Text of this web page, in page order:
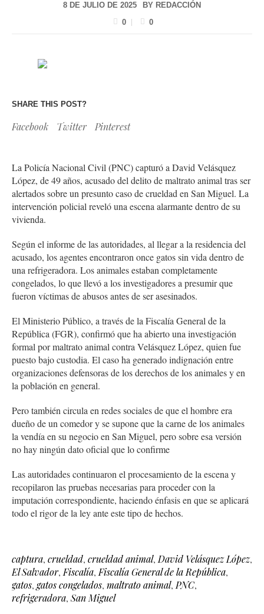
8 DE JULIO DE 2025 BY REDACCIÓN
0
0
SHARE THIS POST?
Facebook Twitter Pinterest
La Policía Nacional Civil (PNC) capturó a David Velásquez
López, de 49 años, acusado del delito de maltrato animal tras ser
alertados sobre un presunto caso de crueldad en San Miguel. La
intervención policial reveló una escena alarmante dentro de su
vivienda.
Según el informe de las autoridades, al llegar a la residencia del
acusado, los agentes encontraron once gatos sin vida dentro de
una refrigeradora. Los animales estaban completamente
congelados, lo que llevó a los investigadores a presumir que
fueron víctimas de abusos antes de ser asesinados.
El Ministerio Público, a través de la Fiscalía General de la
República (FGR), confirmó que ha abierto una investigación
formal por maltrato animal contra Velásquez López, quien fue
puesto bajo custodia. El caso ha generado indignación entre
organizaciones defensoras de los derechos de los animales y en
la población en general.
Pero también circula en redes sociales de que el hombre era
dueño de un comedor y se supone que la carne de los animales
la vendía en su negocio en San Miguel, pero sobre esa versión
no hay ningún dato oficial que lo confirme
Las autoridades continuaron el procesamiento de la escena y
recopilaron las pruebas necesarias para proceder con la
imputación correspondiente, haciendo énfasis en que se aplicará
todo el rigor de la ley ante este tipo de hechos.
captura, crueldad, crueldad animal, David Velásquez López,
El Salvador, Fiscalía, Fiscalía General de la República,
gatos, gatos congelados, maltrato animal, PNC,
refrigeradora, San Miguel